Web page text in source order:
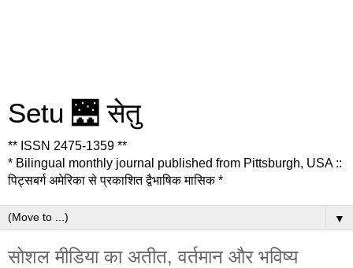
Setu 🌉 सेतु
** ISSN 2475-1359 **
* Bilingual monthly journal published from Pittsburgh, USA ::
पिट्सबर्ग अमेरिका से प्रकाशित द्वैभाषिक मासिक *
▼
सोशल मीडिया का अतीत, वर्तमान और भविष्य